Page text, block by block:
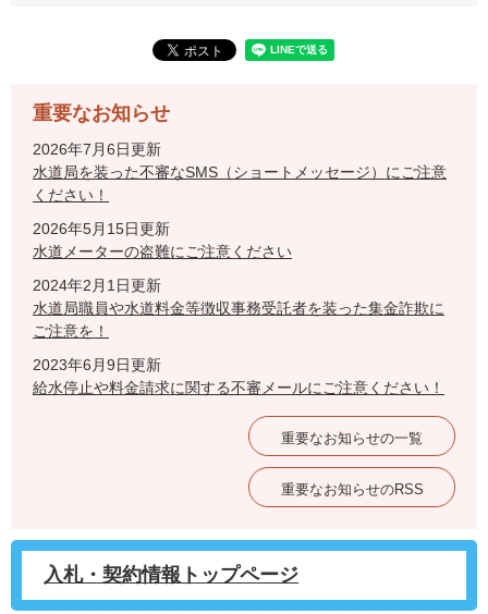
重要なお知らせ
2026年7月6日更新
水道局を装った不審なSMS（ショートメッセージ）にご注意
ください！
2026年5月15日更新
水道メーターの盗難にご注意ください
2024年2月1日更新
水道局職員や水道料金等徴収事務受託者を装った集金詐欺に
ご注意を！
2023年6月9日更新
給水停止や料金請求に関する不審メールにご注意ください！
重要なお知らせの一覧
重要なお知らせのRSS
入札・契約情報トップページ